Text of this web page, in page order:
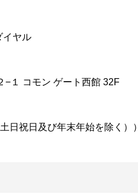
ヤル
１ コモン ゲート西館 32F
祝日及び年末年始を除く））